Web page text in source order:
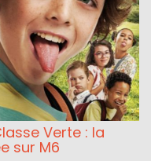
Verte : la
sur M6